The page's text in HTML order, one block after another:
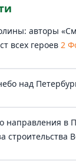
авторы
всех героев 2
над
направления в